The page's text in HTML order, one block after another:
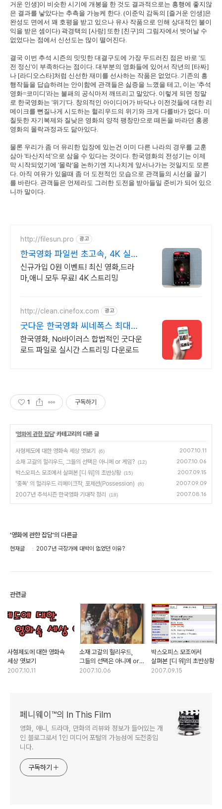
거운 인생]이 비슷한 시기에 개봉을 한 것도 결과적으로는 흥행에 좋지않
은 결과를 낳았다는 추측을 가능케 한다. (이준익 감독의 [즐거운 인생]은
완성도 면에서 꽤 호평을 받고 있으나 유사 작품으로 인해 상대적인 불이
익을 받은 셈이다) 곽경택의 [사랑] 또한 [친구]의 그림자에서 벗어날 수
없었다는 점에서 신선도는 많이 떨어진다.
결국 이번 추석 시즌의 밋밋한 대결구도에 가장 두드러진 점은 바로 '도
전 정신'이 부족하다는 점이다. 대부분의 영화들에 있어서 작년의 [타짜]
나 [라디오스타]처럼 신선한 재미를 선사하는 작품은 없었다. 기존의 흥
행작들을 답습하려는 안이함에 관객들은 싫증을 느꼈을 테고, 이는 '추석
영화=코미디'라는 불패의 공식마저 깨뜨리고 말았다. 이렇게 되면 정말
로 한국영화는 '위기'다. 창의적인 아이디어가 바닥나 이전것들에 대한 리
메이크를 뻔질나게 시도하는 헐리우드의 위기와 크게 다를바가 없다. 미
칠듯한 자기복제와 질낮은 영화의 양적 팽창만으로 떼돈을 바라던 홍콩
영화의 몰락과정과도 닮아있다.
물론 우리가 좀 더 유리한 입장에 있는건 이미 다른 나라의 경우를 교훈
삼아 '타산지석'으로 삼을 수 있다는 것이다. 한국영화의 전성기는 이제
막 시작되었기에 '몰락'을 논하기엔 지나치게 앞서나가는 것일지도 모른
다. 아직 여유가 있을때 좀 더 도전적인 모습으로 관객들의 시선을 끌기
를 바란다. 관객들은 언제라도 그러한 도전을 받아들일 준비가 되어 있으
니까 말이다.
http://filesun.pro 광고
한국영화 파일썬 초고속, 4K 실시
간 보기!
신규가입 0원 이벤트! 최신 영화,드라
마,애니 모두 무료! 4K 스트리밍
http://clean.cinefox.com 광고
굿다운 한국영화 씨네폭스 최대3
만원+10%추가적립
한국영화, No바이러스 합법적인 굿다운
로드 파일로 실시간 스트리밍 다운로드
1 구독하기
'영화에 관한 잡담' 카테고리의 다른 글
사형제도에 대한 영화속 세상 엿보기 (6) 2007.10.11
소재 고갈의 헐리우드, 그들의 선택은 아니메 or 게임? (12) 2007.10.06
박스오피스 모조에서 살펴본 [디 워]의 초반상황 (15) 2007.09.15
'중독' 의 헐리우드 리메이크작, 포제션(Possession) (6) 2007.09.09
2007년 추석시즌 한국영화 기대작 정리 (18) 2007.08.16
'영화에 관한 잡담'의 다른글
현재글 2007년 극장가에 대박이 없었던 이유?
관련글
사형제도에 대한 영화속
세상 엿보기
2007.10.11
소재 고갈의 헐리우드,
그들의 선택은 아니메 or
게임?
2007.10.06
박스오피스 모조에서
살펴본 [디 워]의 초반상황
2007.09.15
페니웨이™의 In This Film
영화, 애니, 드라마, 만화의 리뷰와 정보가 들어있는 개
인 블로그로서 1인 미디어 포털의 가능성에 도전중입
니다.
구독하기